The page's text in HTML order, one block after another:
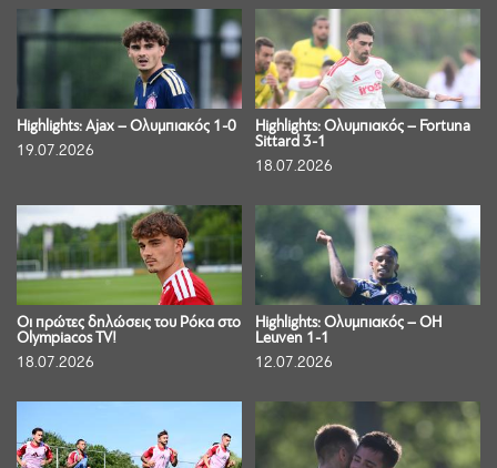
Highlights: Ajax – Ολυμπιακός 1-0
19.07.2026
Highlights: Ολυμπιακός – Fortuna
Sittard 3-1
18.07.2026
Οι πρώτες δηλώσεις του Ρόκα στο
Olympiacos TV!
18.07.2026
Highlights: Ολυμπιακός – OH
Leuven 1-1
12.07.2026